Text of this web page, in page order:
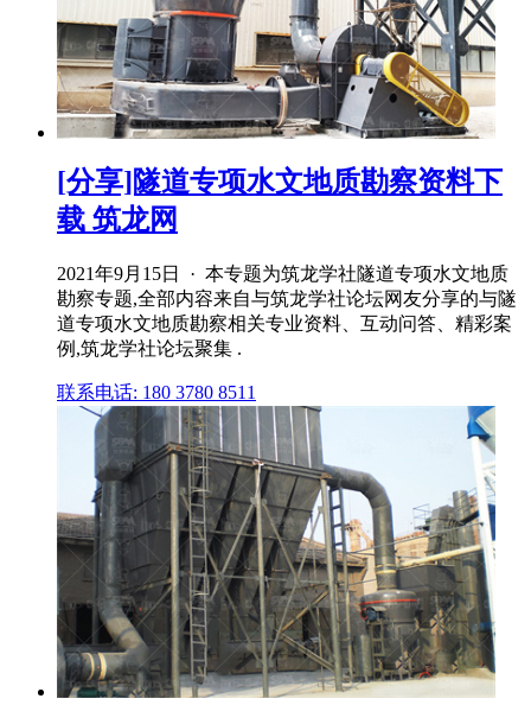
[分享]隧道专项水文地质勘察资料下
载 筑龙网
2021年9月15日 · 本专题为筑龙学社隧道专项水文地质
勘察专题,全部内容来自与筑龙学社论坛网友分享的与隧
道专项水文地质勘察相关专业资料、互动问答、精彩案
例,筑龙学社论坛聚集 .
联系电话: 180 3780 8511